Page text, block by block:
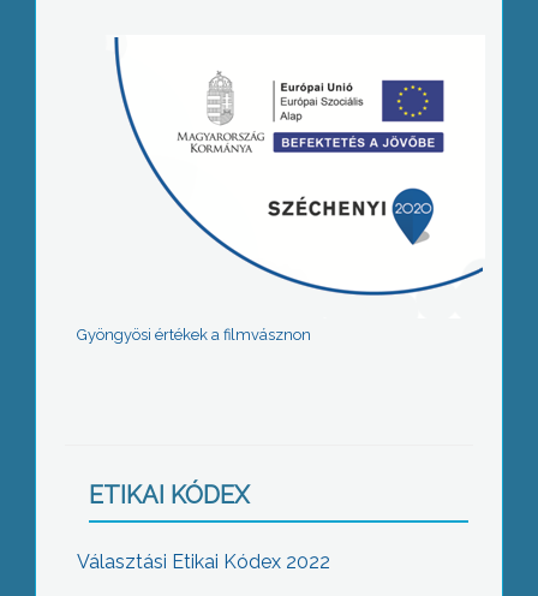
Gyöngyösi értékek a filmvásznon
ETIKAI KÓDEX
Választási Etikai Kódex 2022